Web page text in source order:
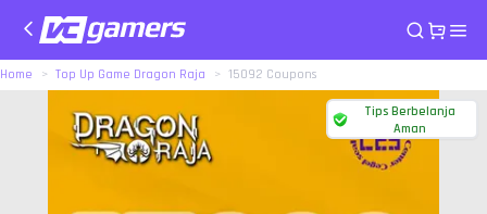
Home Top Up Game Dragon Raja 15092 Coupons
Tips Berbelanja
Aman